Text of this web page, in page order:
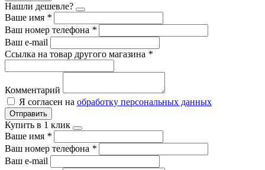
Нашли дешевле?
Ваше имя *
Ваш номер телефона *
Ваш e-mail
Ссылка на товар другого магазина *
Комментарий
Я согласен на обработку персональных данных
Отправить
Купить в 1 клик
Ваше имя *
Ваш номер телефона *
Ваш e-mail